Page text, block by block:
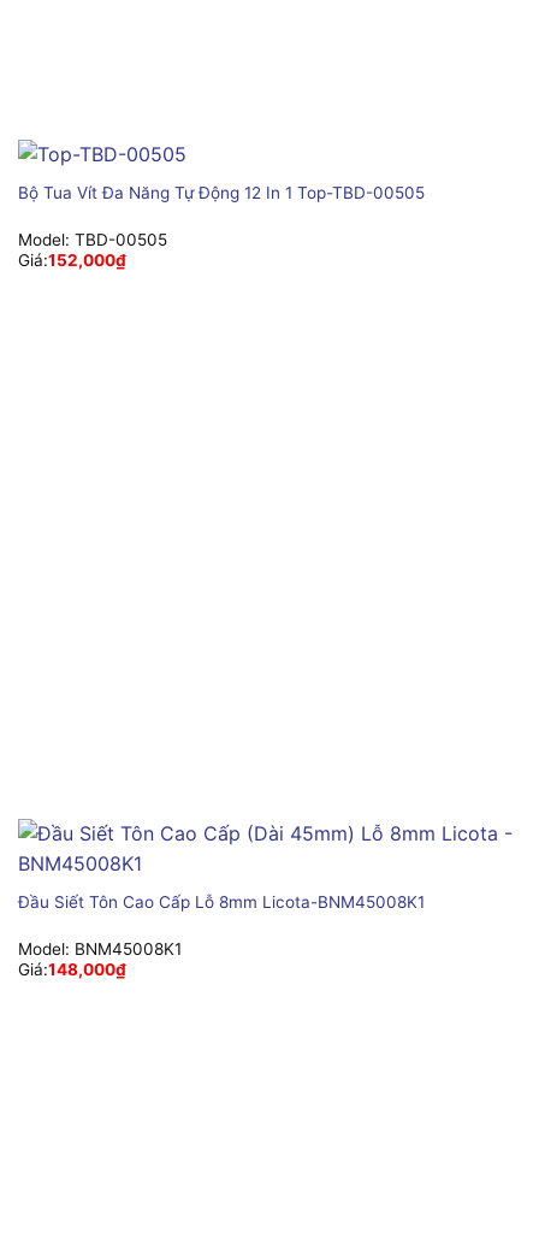
Bộ Tua Vít Đa Năng Tự Động 12 In 1 Top-TBD-00505
Model: TBD-00505
Giá:152,000₫
Đầu Siết Tôn Cao Cấp Lỗ 8mm Licota-BNM45008K1
Model: BNM45008K1
Giá:148,000₫